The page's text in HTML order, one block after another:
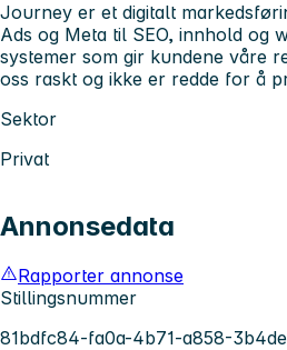
Journey er et digitalt
Ads og Meta til SEO, innhold og
systemer som gir kundene våre
oss raskt og ikke er redde for å
Sektor
Privat
Annonsedata
Rapporter annonse
Stillingsnummer
81bdfc84-fa0a-4b71-a858-